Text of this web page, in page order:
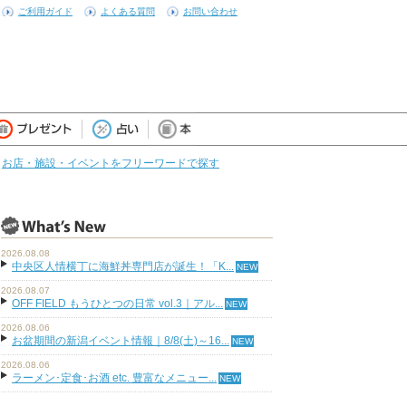
ご利用ガイド よくある質問 お問い合わせ
お店・施設・イベントをフリーワードで探す
2026.08.08
中央区人情横丁に海鮮丼専門店が誕生！「K...
2026.08.07
OFF FIELD もうひとつの日常 vol.3｜アル...
2026.08.06
お盆期間の新潟イベント情報｜8/8(土)～16...
2026.08.06
ラーメン･定食･お酒 etc. 豊富なメニュー...